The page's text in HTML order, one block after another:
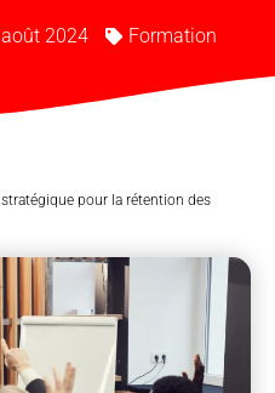
2024 Formation
pour la rétention des